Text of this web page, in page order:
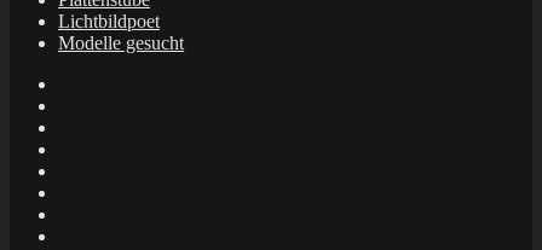
Lichtbildpoet
Modelle gesucht